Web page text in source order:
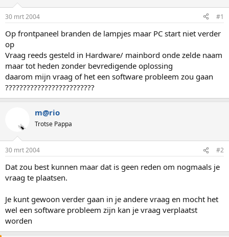
s
t
a
r
t
e
r
m
30 mrt 2004 #1
Op frontpaneel branden de lampjes maar PC start niet verder
op
Vraag reeds gesteld in Hardware/ mainbord onde zelde naam
maar tot heden zonder bevredigende oplossing
daarom mijn vraag of het een software probleem zou gaan
?????????????????????????
m@rio
Trotse Pappa
30 mrt 2004 #2
Dat zou best kunnen maar dat is geen reden om nogmaals je
vraag te plaatsen.
Je kunt gewoon verder gaan in je andere vraag en mocht het
wel een software probleem zijn kan je vraag verplaatst
worden